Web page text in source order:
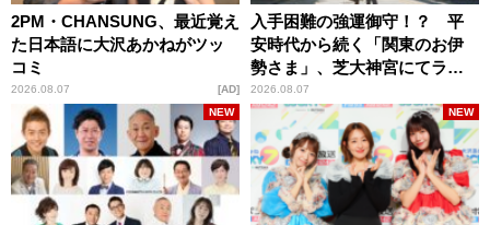
2PM・CHANSUNG、最近覚え
た日本語に大沢あかねがツッ
コミ
2026.08.07 AD
入手困難の強運御守！？ 平
安時代から続く「関東のお伊
勢さま」、芝大神宮にてラン
パンプスが合格祈願！
2026.08.07
NEW NEW